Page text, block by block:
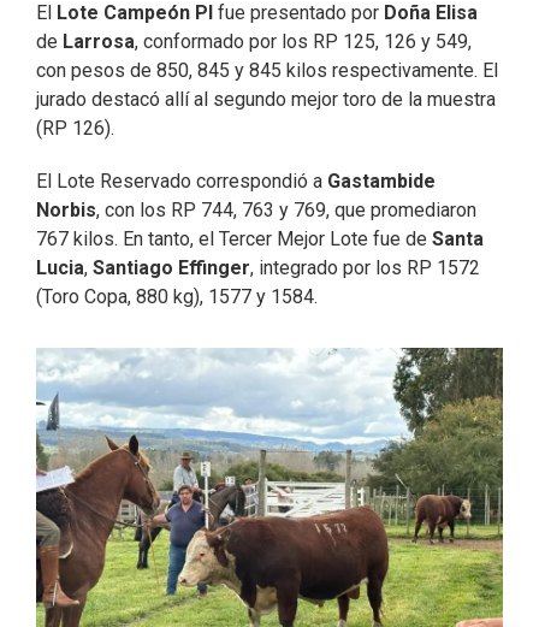
El Lote Campeón PI fue presentado por Doña Elisa
de Larrosa, conformado por los RP 125, 126 y 549,
con pesos de 850, 845 y 845 kilos respectivamente. El
jurado destacó allí al segundo mejor toro de la muestra
(RP 126).
El Lote Reservado correspondió a Gastambide
Norbis, con los RP 744, 763 y 769, que promediaron
767 kilos. En tanto, el Tercer Mejor Lote fue de Santa
Lucia, Santiago Effinger, integrado por los RP 1572
(Toro Copa, 880 kg), 1577 y 1584.